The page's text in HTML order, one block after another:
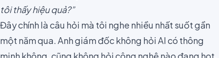
tôi thấy hiệu quả?”
Đây chính là câu hỏi mà tôi nghe nhiều nhất suốt gần
một năm qua. Anh giám đốc không hỏi AI có thông